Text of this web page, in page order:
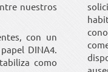
nuestros
con un
DINA4.
como